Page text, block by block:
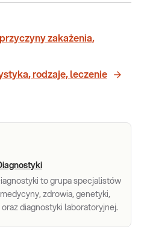
zakażenia,
rodzaje, leczenie
to grupa specjalistów
zdrowia, genetyki,
diagnostyki laboratoryjnej.